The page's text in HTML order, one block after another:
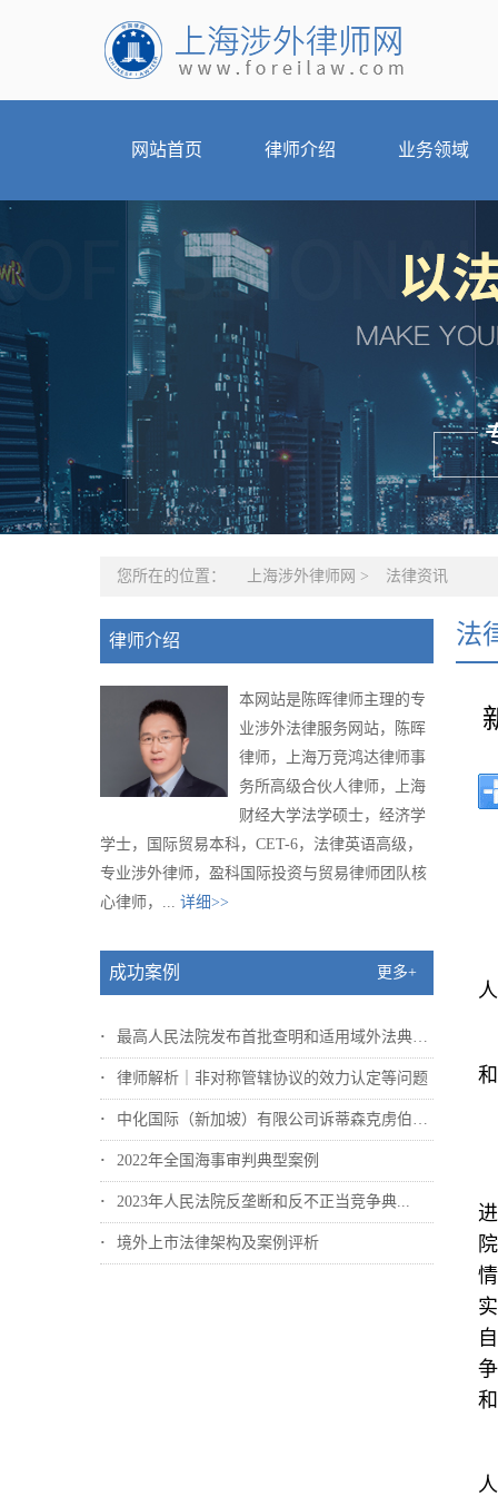
网站首页 律师介绍 业务领域
您所在的位置： 上海涉外律师网 > 法律资讯
律师介绍
本网站是陈晖律师主理的专
业涉外法律服务网站，陈晖
律师，上海万竞鸿达律师事
务所高级合伙人律师，上海
财经大学法学硕士，经济学
学士，国际贸易本科，CET-6，法律英语高级，
专业涉外律师，盈科国际投资与贸易律师团队核
心律师，... 详细>>
成功案例 更多+
最高人民法院发布首批查明和适用域外法典型...
律师解析｜非对称管辖协议的效力认定等问题
中化国际（新加坡）有限公司诉蒂森克虏伯冶...
2022年全国海事审判典型案例
2023年人民法院反垄断和反不正当竞争典...
境外上市法律架构及案例评析
法